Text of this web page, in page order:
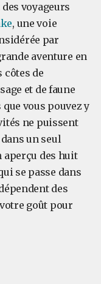
voyageurs
, une voie
par
aventure en
côtes de
et de faune
vous pouvez y
ne puissent
un seul
aperçu des huit
se passe dans
des
goût pour